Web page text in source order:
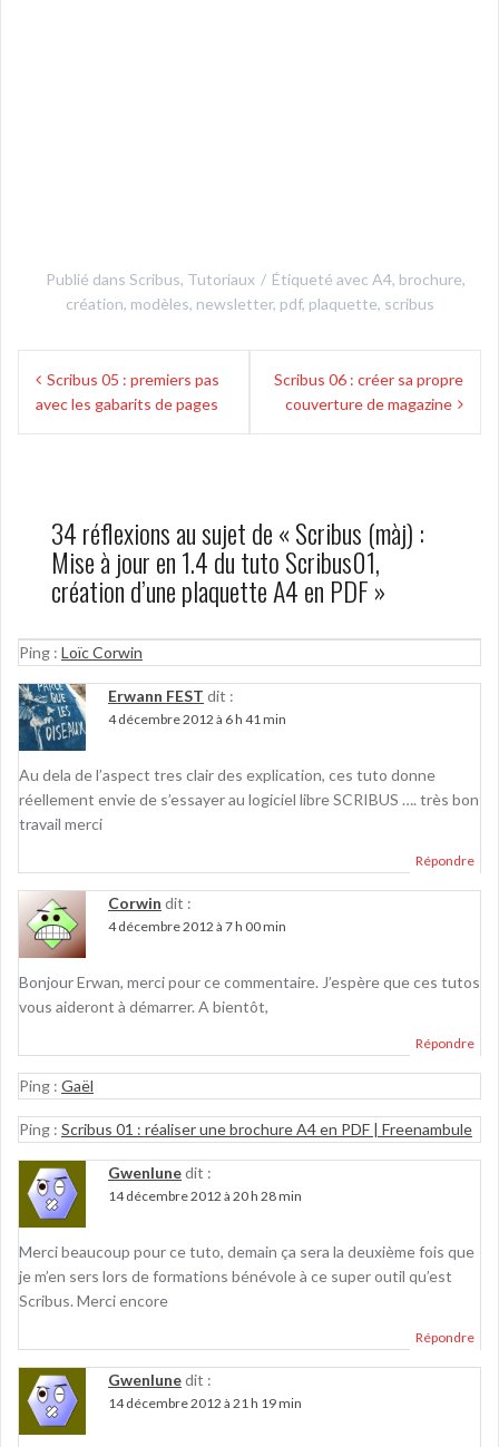
Publié dans Scribus, Tutoriaux Étiqueté avec A4, brochure,
création, modèles, newsletter, pdf, plaquette, scribus
Navigation
de Scribus 05 : premiers pas
avec les gabarits de pages
Scribus 06 : créer sa propre
couverture de magazine
34 réflexions au sujet de «Scribus (màj) :
Mise à jour en 1.4 du tuto Scribus01,
création d’une plaquette A4 en PDF»
Ping : Loïc Corwin
Erwann FEST dit :
4 décembre 2012 à 6 h 41 min
Au dela de l’aspect tres clair des explication, ces tuto donne
réellement envie de s’essayer au logiciel libre SCRIBUS …. très bon
travail merci
Répondre
Corwin dit :
4 décembre 2012 à 7 h 00 min
Bonjour Erwan, merci pour ce commentaire. J’espère que ces tutos
vous aideront à démarrer. A bientôt,
Répondre
Ping : Gaël
Ping : Scribus 01 : réaliser une brochure A4 en PDF | Freenambule
Gwenlunedit :
14 décembre 2012 à 20 h 28 min
Merci beaucoup pour ce tuto, demain ça sera la deuxième fois que
je m’en sers lors de formations bénévole à ce super outil qu’est
Scribus. Merci encore
Répondre
Gwenlunedit :
14 décembre 2012 à 21 h 19 min